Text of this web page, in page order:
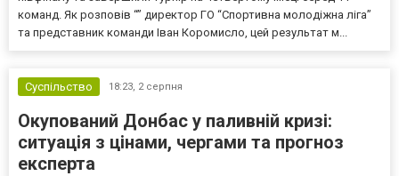
команд. Як розповів “” директор ГО “Спортивна молодіжна ліга”
та представник команди Іван Коромисло, цей результат м...
Суспільство 18:23, 2 серпня
Окупований Донбас у паливній кризі:
ситуація з цінами, чергами та прогноз
експерта